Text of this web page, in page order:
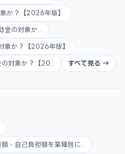
か？【2026年版】
の対象か...
象か？【2026年版】
対象か？【20... すべて見る →
・自己負担額を業種別に...